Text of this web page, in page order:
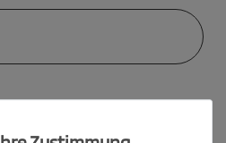
Kettcar